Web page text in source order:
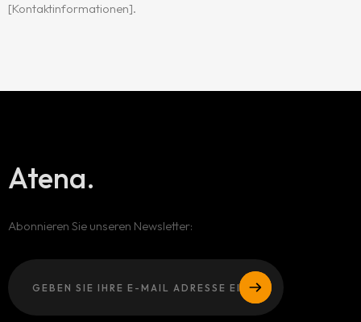
[Kontaktinformationen].
Atena.
Abonnieren Sie unseren Newsletter: